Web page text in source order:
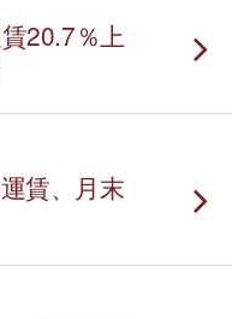
20.7％上
賃、月末